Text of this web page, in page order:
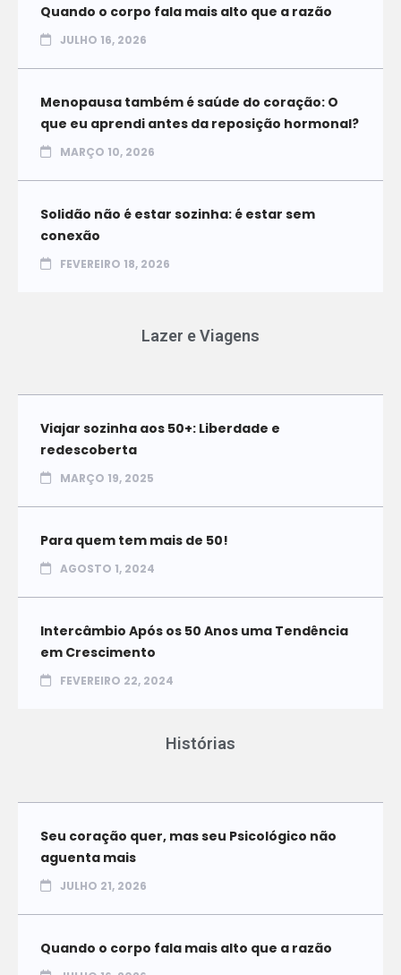
Quando o corpo fala mais alto que a razão
JULHO 16, 2026
Menopausa também é saúde do coração: O
que eu aprendi antes da reposição hormonal?
MARÇO 10, 2026
Solidão não é estar sozinha: é estar sem
conexão
FEVEREIRO 18, 2026
Lazer e Viagens
Viajar sozinha aos 50+: Liberdade e
redescoberta
MARÇO 19, 2025
Para quem tem mais de 50!
AGOSTO 1, 2024
Intercâmbio Após os 50 Anos uma Tendência
em Crescimento
FEVEREIRO 22, 2024
Histórias
Seu coração quer, mas seu Psicológico não
aguenta mais
JULHO 21, 2026
Quando o corpo fala mais alto que a razão